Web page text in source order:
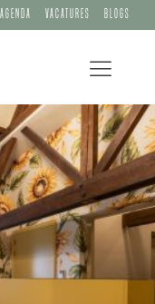
Agenda Vacatures Blogs